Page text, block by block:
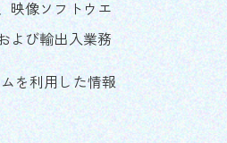
映像ソフトウエ
よび輸出入業務
を利用した情報